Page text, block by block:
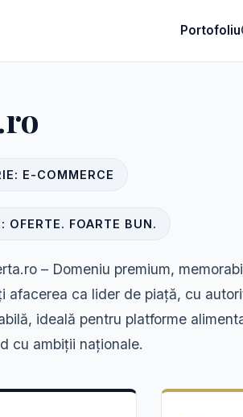
Portofoliu
E-COMMERCE
OFERTE. FOARTE BUN.
– Domeniu premium,
afacerea ca lider de piață, cu
ideală pentru platforme
cu ambiții naționale.